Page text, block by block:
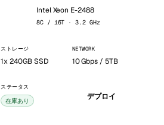
Intel Xeon E-2488
8C / 16T · 3.2 GHz
ストレージ
1x 240GB SSD
NETWORK
10 Gbps / 5TB
ステータス
在庫あり デプロイ